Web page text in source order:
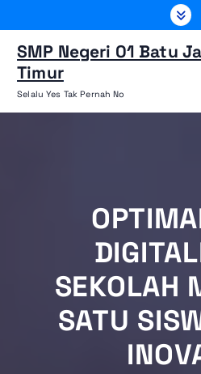
e
SMP Negeri 01 Batu
Timur
Selalu Yes Tak Pernah No
SEKOLAH
SATU